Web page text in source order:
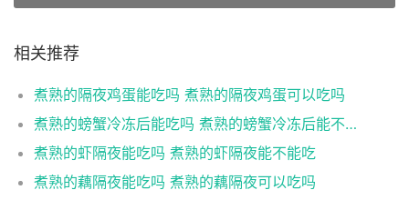
相关推荐
煮熟的隔夜鸡蛋能吃吗 煮熟的隔夜鸡蛋可以吃吗
煮熟的螃蟹冷冻后能吃吗 煮熟的螃蟹冷冻后能不能吃
煮熟的虾隔夜能吃吗 煮熟的虾隔夜能不能吃
煮熟的藕隔夜能吃吗 煮熟的藕隔夜可以吃吗